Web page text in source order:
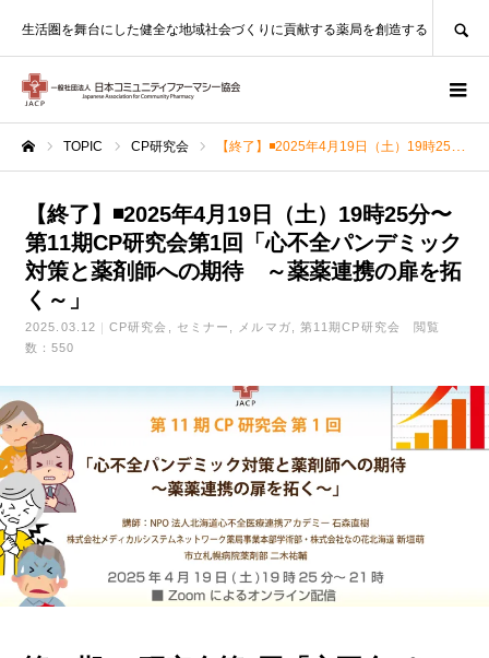
生活圏を舞台にした健全な地域社会づくりに貢献する薬局を創造する
TOPIC CP研究会 【終了】◾️2025年4月19日（土）19時25分〜第11期CP研究会第1回「心不全パンデミック対策と薬剤師への期待 ～薬薬連携の扉を拓く～」
【終了】◾️2025年4月19日（土）19時25分〜
第11期CP研究会第1回「心不全パンデミック
対策と薬剤師への期待 ～薬薬連携の扉を拓
く～」
2025.03.12 CP研究会 セミナー メルマガ 第11期CP研究会
閲覧
数：550